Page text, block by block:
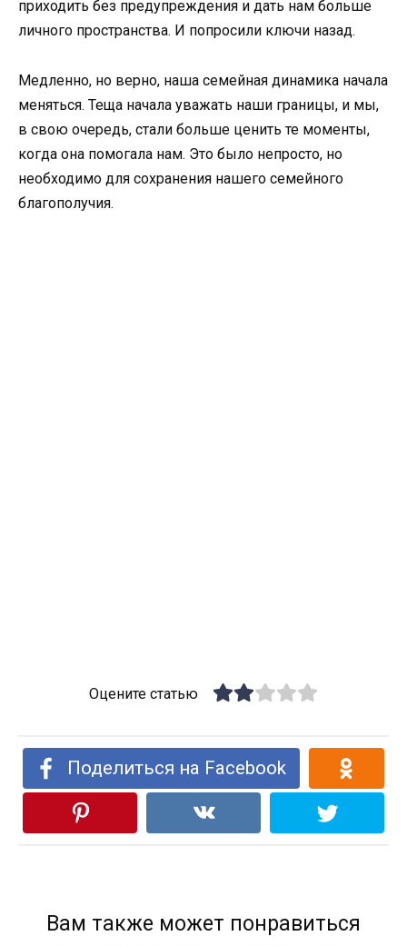
приходить без предупреждения и дать нам больше
личного пространства. И попросили ключи назад.
Медленно, но верно, наша семейная динамика начала
меняться. Теща начала уважать наши границы, и мы,
в свою очередь, стали больше ценить те моменты,
когда она помогала нам. Это было непросто, но
необходимо для сохранения нашего семейного
благополучия.
Оцените статью
Поделиться на Facebook
Вам также может понравиться